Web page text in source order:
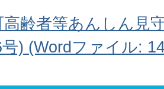
高齢者等あんしん見
) (Wordファイル: